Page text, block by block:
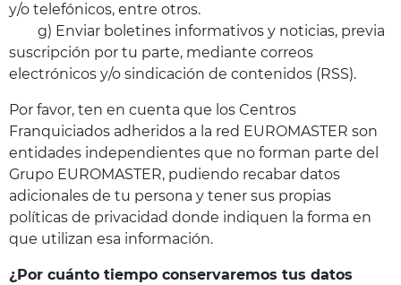
y/o telefónicos, entre otros.
g) Enviar boletines informativos y noticias, previa
suscripción por tu parte, mediante correos
electrónicos y/o sindicación de contenidos (RSS).
Por favor, ten en cuenta que los Centros
Franquiciados adheridos a la red EUROMASTER son
entidades independientes que no forman parte del
Grupo EUROMASTER, pudiendo recabar datos
adicionales de tu persona y tener sus propias
políticas de privacidad donde indiquen la forma en
que utilizan esa información.
¿Por cuánto tiempo conservaremos tus datos